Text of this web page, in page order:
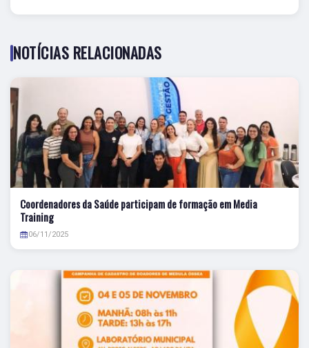
NOTÍCIAS RELACIONADAS
Coordenadores da Saúde participam de formação em Media
Training
06/11/2025